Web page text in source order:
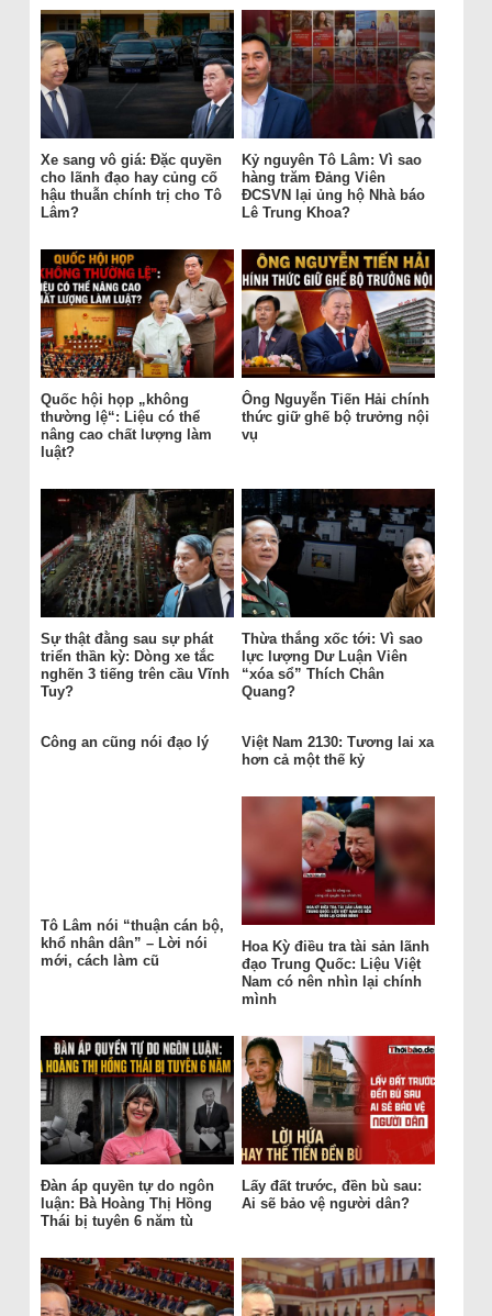
Xe sang vô giá: Đặc quyền
cho lãnh đạo hay củng cố
hậu thuẫn chính trị cho Tô
Lâm?
Kỷ nguyên Tô Lâm: Vì sao
hàng trăm Đảng Viên
ĐCSVN lại ủng hộ Nhà báo
Lê Trung Khoa?
Quốc hội họp „không
thường lệ“: Liệu có thể
nâng cao chất lượng làm
luật?
Ông Nguyễn Tiến Hải chính
thức giữ ghế bộ trưởng nội
vụ
Sự thật đằng sau sự phát
triển thần kỳ: Dòng xe tắc
nghẽn 3 tiếng trên cầu Vĩnh
Tuy?
Thừa thắng xốc tới: Vì sao
lực lượng Dư Luận Viên
“xóa sổ” Thích Chân
Quang?
Công an cũng nói đạo lý
Việt Nam 2130: Tương lai xa
hơn cả một thế kỷ
Tô Lâm nói “thuận cán bộ,
khổ nhân dân” – Lời nói
mới, cách làm cũ
Hoa Kỳ điều tra tài sản lãnh
đạo Trung Quốc: Liệu Việt
Nam có nên nhìn lại chính
mình
Đàn áp quyền tự do ngôn
luận: Bà Hoàng Thị Hồng
Thái bị tuyên 6 năm tù
Lấy đất trước, đền bù sau:
Ai sẽ bảo vệ người dân?